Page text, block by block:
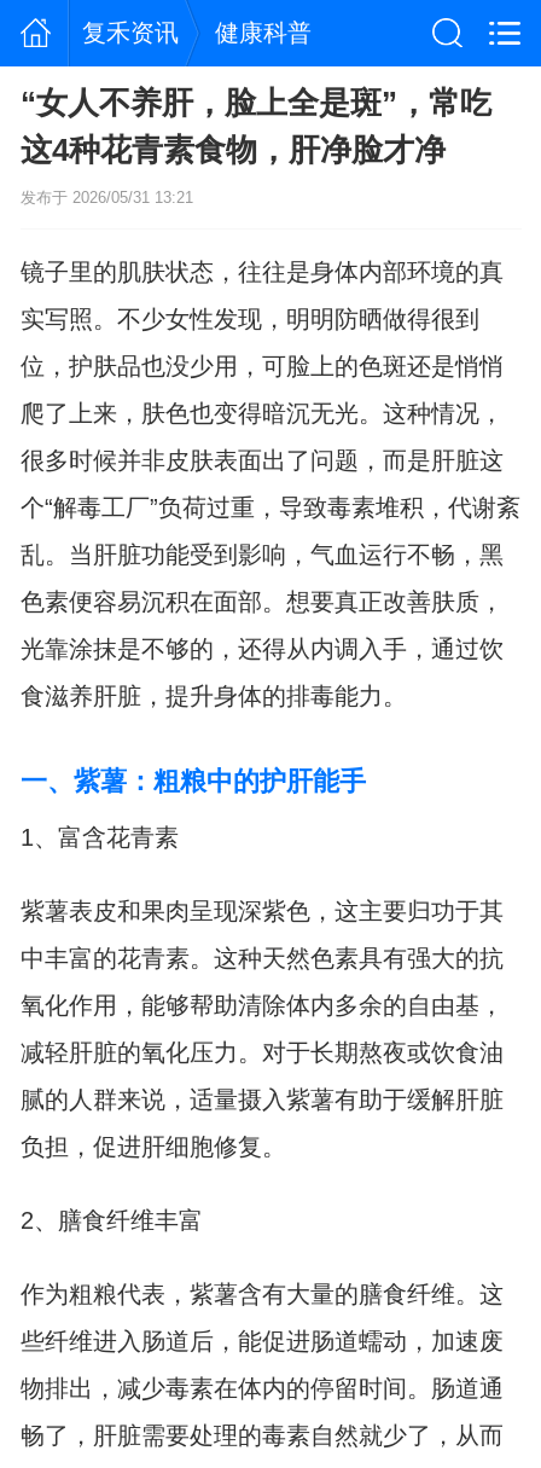
复禾资讯 健康科普
“女人不养肝，脸上全是斑”，常吃
这4种花青素食物，肝净脸才净
发布于 2026/05/31 13:21
镜子里的肌肤状态，往往是身体内部环境的真
实写照。不少女性发现，明明防晒做得很到
位，护肤品也没少用，可脸上的色斑还是悄悄
爬了上来，肤色也变得暗沉无光。这种情况，
很多时候并非皮肤表面出了问题，而是肝脏这
个“解毒工厂”负荷过重，导致毒素堆积，代谢紊
乱。当肝脏功能受到影响，气血运行不畅，黑
色素便容易沉积在面部。想要真正改善肤质，
光靠涂抹是不够的，还得从内调入手，通过饮
食滋养肝脏，提升身体的排毒能力。
一、紫薯：粗粮中的护肝能手
1、富含花青素
紫薯表皮和果肉呈现深紫色，这主要归功于其
中丰富的花青素。这种天然色素具有强大的抗
氧化作用，能够帮助清除体内多余的自由基，
减轻肝脏的氧化压力。对于长期熬夜或饮食油
腻的人群来说，适量摄入紫薯有助于缓解肝脏
负担，促进肝细胞修复。
2、膳食纤维丰富
作为粗粮代表，紫薯含有大量的膳食纤维。这
些纤维进入肠道后，能促进肠道蠕动，加速废
物排出，减少毒素在体内的停留时间。肠道通
畅了，肝脏需要处理的毒素自然就少了，从而